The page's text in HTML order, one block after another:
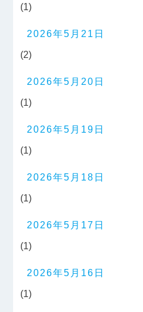
(1)
2026年5月21日
(2)
2026年5月20日
(1)
2026年5月19日
(1)
2026年5月18日
(1)
2026年5月17日
(1)
2026年5月16日
(1)